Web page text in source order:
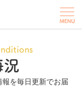
況
を毎日更新でお届